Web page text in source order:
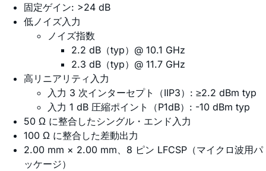
固定ゲイン: >24 dB
低ノイズ入力
ノイズ指数
2.2 dB（typ）@ 10.1 GHz
2.3 dB（typ）@ 11.7 GHz
高リニアリティ入力
入力 3 次インターセプト（IIP3）: ≥2.2 dBm typ
入力 1 dB 圧縮ポイント（P1dB）: -10 dBm typ
50 Ω に整合したシングル・エンド入力
100 Ω に整合した差動出力
2.00 mm × 2.00 mm、8 ピン LFCSP（マイクロ波用パ
ッケージ）